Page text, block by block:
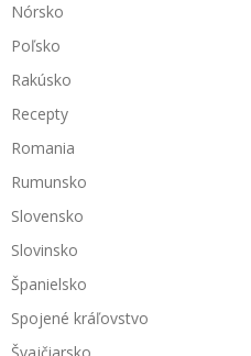
Nórsko
Poľsko
Rakúsko
Recepty
Romania
Rumunsko
Slovensko
Slovinsko
Španielsko
Spojené kráľovstvo